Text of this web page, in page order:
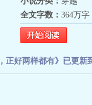
全文字数： 364万字
正好两样都有》已更新